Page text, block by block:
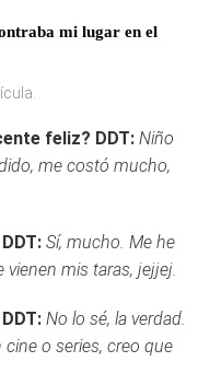
mi lugar en el
feliz? DDT: Niño
me costó mucho,
DDT: Sí, mucho. Me he
mis taras, jejjej.
DDT: No lo sé, la verdad.
o series, creo que